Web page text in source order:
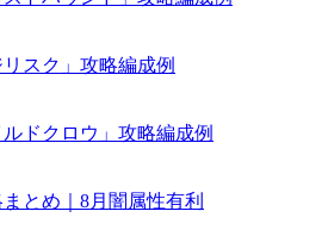
スク」攻略編成例
ドクロウ」攻略編成例
とめ｜8月闇属性有利